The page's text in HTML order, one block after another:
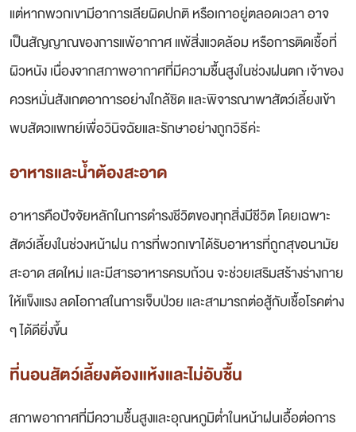
แต่หากพวกเขามีอาการเลียผิดปกติ หรือเกาอยู่ตลอดเวลา อาจ
เป็นสัญญาณของการแพ้อากาศ แพ้สิ่งแวดล้อม หรือการติดเชื้อที่
ผิวหนัง เนื่องจากสภาพอากาศที่มีความชื้นสูงในช่วงฝนตก เจ้าของ
ควรหมั่นสังเกตอาการอย่างใกล้ชิด และพิจารณาพาสัตว์เลี้ยงเข้า
พบสัตวแพทย์เพื่อวินิจฉัยและรักษาอย่างถูกวิธีค่ะ
อาหารและน้ำต้องสะอาด
อาหารคือปัจจัยหลักในการดำรงชีวิตของทุกสิ่งมีชีวิต โดยเฉพาะ
สัตว์เลี้ยงในช่วงหน้าฝน การที่พวกเขาได้รับอาหารที่ถูกสุขอนามัย
สะอาด สดใหม่ และมีสารอาหารครบถ้วน จะช่วยเสริมสร้างร่างกาย
ให้แข็งแรง ลดโอกาสในการเจ็บป่วย และสามารถต่อสู้กับเชื้อโรคต่าง
ๆ ได้ดียิ่งขึ้น
ที่นอนสัตว์เลี้ยงต้องแห้งและไม่อับชื้น
สภาพอากาศที่มีความชื้นสูงและอุณหภูมิต่ำในหน้าฝนเอื้อต่อการ